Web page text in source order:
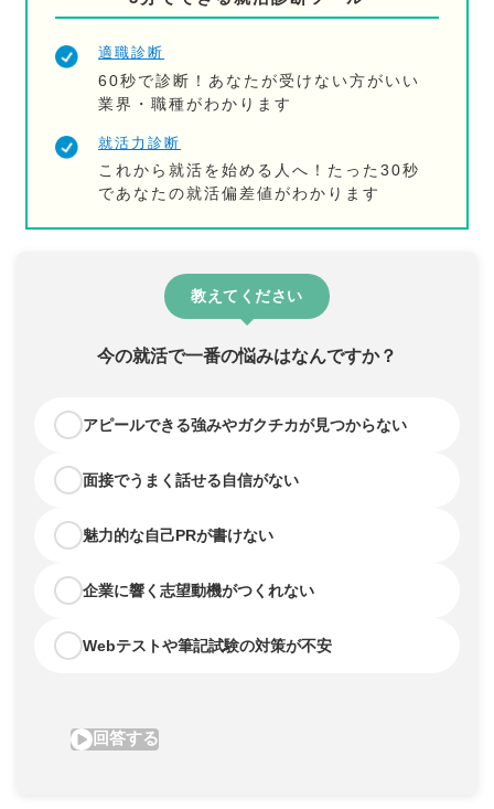
適職診断
60秒で診断！あなたが受けない方がいい
業界・職種がわかります
就活力診断
これから就活を始める人へ！たった30秒
であなたの就活偏差値がわかります